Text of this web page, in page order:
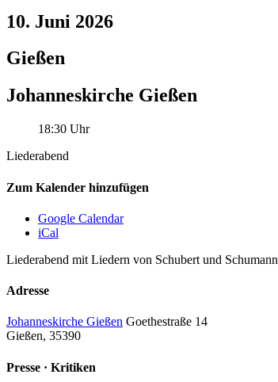
10. Juni 2026
Gießen
Johanneskirche Gießen
18:30 Uhr
Liederabend
Zum Kalender hinzufügen
Google Calendar
iCal
Liederabend mit Liedern von Schubert und Schumann
Adresse
Johanneskirche Gießen Goethestraße 14
Gießen, 35390
Presse · Kritiken